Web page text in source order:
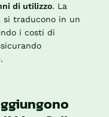
di utilizzo. La
si traducono in un
i costi di